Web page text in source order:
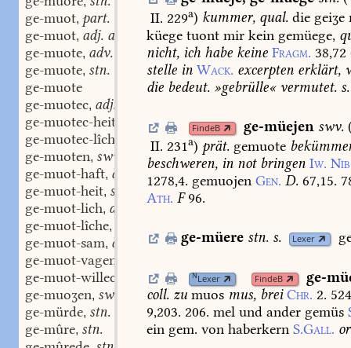
ge-muot, part. adj.
ge-muot, adj. adv.
ge-muote, adv.
ge-muote, stn.
ge-muote
ge-muotec, adj.
ge-muotec-heit
ge-muotec-lîche
adv.
ge-muoten, swv.
ge-muot-haft, adj.
ge-muot-heit, stf.
ge-muot-lich, adj.
ge-muot-lîche,
ge-muot-sam, adj.
ge-muot-vagen
ge-muot-willec-heit
,stf.
ge-muoʒen, swv.
ge-mürde, stn.
ge-mûre, stn.
II. 229a) kummer, qual. die geiʒe
küege tuont mir kein gemüege,
nicht, ich habe keine Fragm. 38,72
stelle in Wack. excerpten erklärt,
die bedeut. »gebrülle«vermutet. s.
FindeB ge-müejen swv.
II. 231a) prät. gemuote
beschweren, in notbringen Iw.
1278,4. gemuojen Gen. D. 67,15.
Ath. F96.
ge-müere stn. s. Lexer
NLexer FindeB
ge-
coll. zu muos mus, brei Chr. 2.
9,203. 206. mel und ander gemüs
ein gem. von haberkern S.Gall.